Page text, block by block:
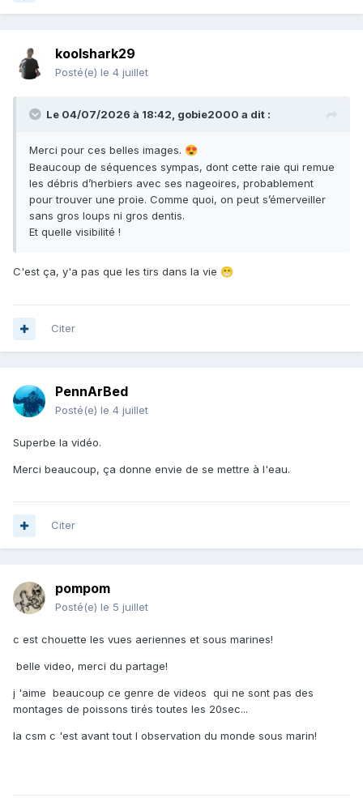
koolshark29
Posté(e) le 4 juillet
Le 04/07/2026 à 18:42, gobie2000 a dit :
Merci pour ces belles images. 😍
Beaucoup de séquences sympas, dont cette raie qui remue
les débris d’herbiers avec ses nageoires, probablement
pour trouver une proie. Comme quoi, on peut s’émerveiller
sans gros loups ni gros dentis.
Et quelle visibilité !
C'est ça, y'a pas que les tirs dans la vie 😁
Citer
PennArBed
Posté(e) le 4 juillet
Superbe la vidéo.
Merci beaucoup, ça donne envie de se mettre à l'eau.
Citer
pompom
Posté(e) le 5 juillet
c est chouette les vues aeriennes et sous marines!
belle video, merci du partage!
j 'aime beaucoup ce genre de videos qui ne sont pas des
montages de poissons tirés toutes les 20sec...
la csm c 'est avant tout l observation du monde sous marin!